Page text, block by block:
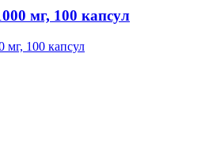
мг, 100 капсул